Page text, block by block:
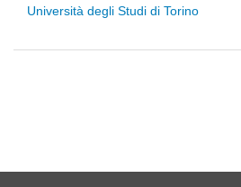
Università degli Studi di Torino